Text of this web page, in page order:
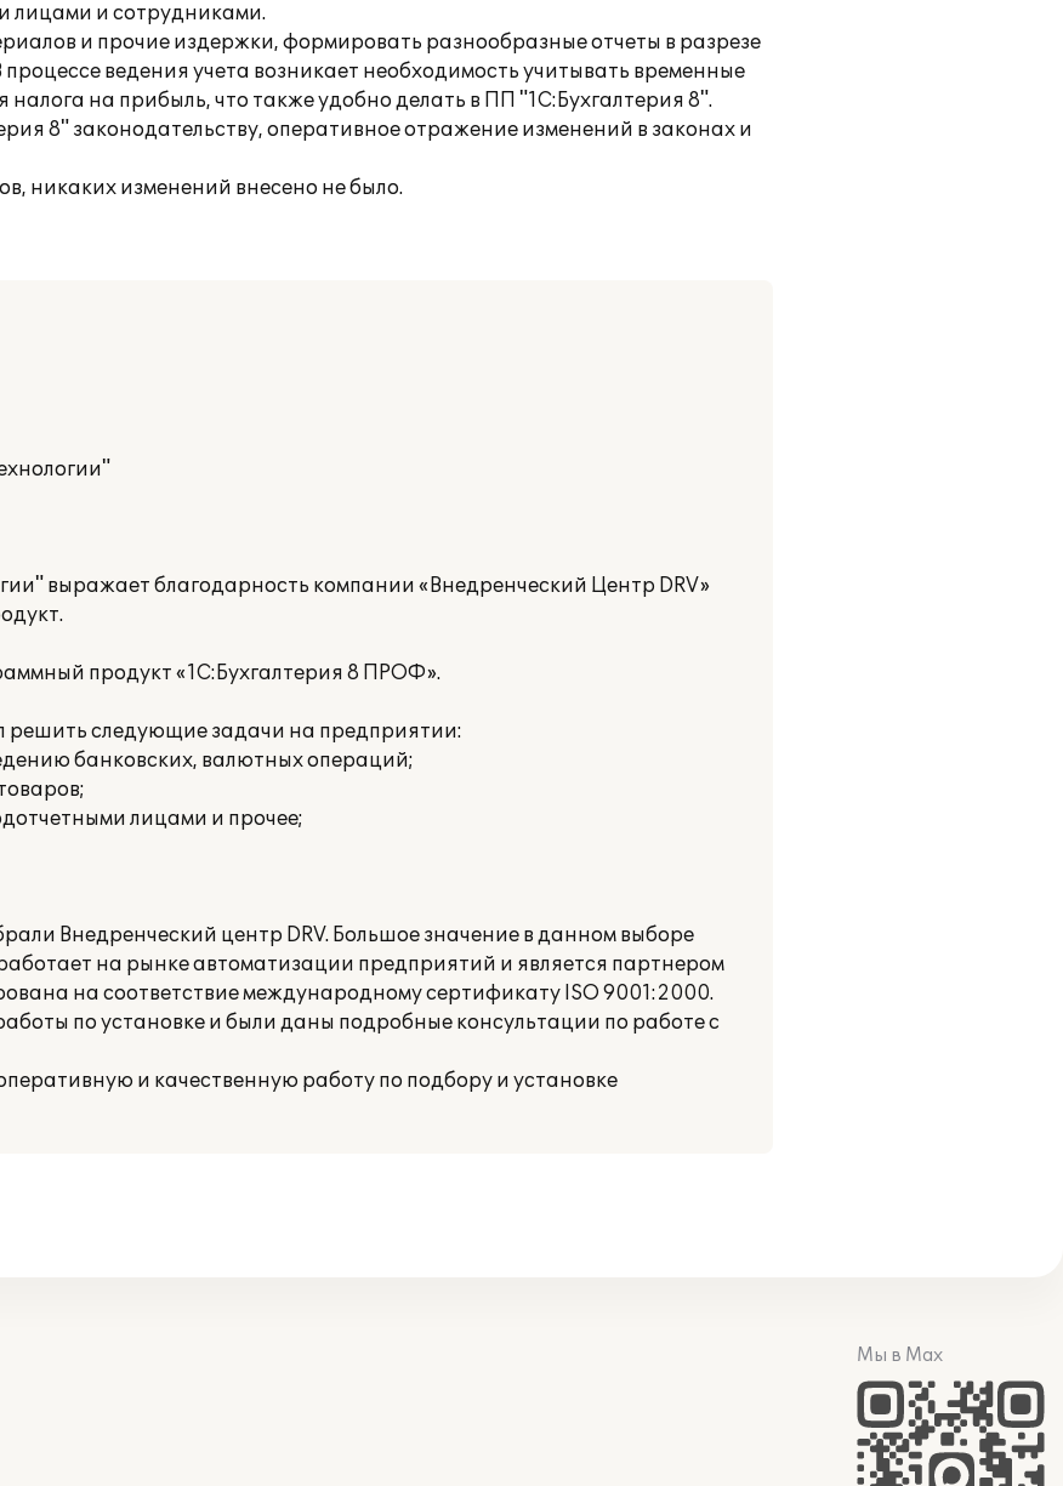
лицами и сотрудниками.
и прочие издержки, формировать разнообразные отчеты в разрезе
ведения учета возникает необходимость учитывать временные
на прибыль, что также удобно делать в ПП "1С:Бухгалтерия 8".
8" законодательству, оперативное отражение изменений в законах и
никаких изменений внесено не было.
выражает благодарность компании «Внедренческий Центр DRV»
продукт «1С:Бухгалтерия 8 ПРОФ».
решить следующие задачи на предприятии:
банковских, валютных операций;
лицами и прочее;
Внедренческий центр DRV. Большое значение в данном выборе
на рынке автоматизации предприятий и является партнером
на соответствие международному сертификату ISO 9001:2000.
по установке и были даны подробные консультации по работе с
и качественную работу по подбору и установке
Мы в Max